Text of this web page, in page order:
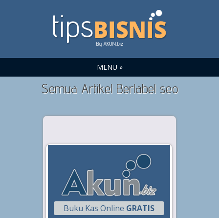
MENU »
Semua Artikel Berlabel seo
Buku Kas Online GRATIS